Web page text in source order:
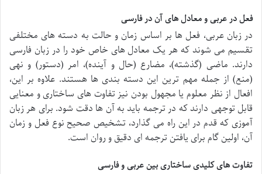
فعل در عربی و معادل های آن در فارسی
در زبان عربی، فعل ها بر اساس زمان و حالت به دسته های مختلفی
تقسیم می شوند که هر یک معادل های خاص خود را در زبان فارسی
دارند. ماضی (گذشته)، مضارع (حال و آینده)، امر (دستور) و نهی
(منع) از جمله مهم ترین این دسته بندی ها هستند. علاوه بر این،
افعال از نظر معلوم یا مجهول بودن نیز تفاوت های ساختاری و معنایی
قابل توجهی دارند که در ترجمه باید به آن ها دقت شود. برای هر زبان
آموزی که قدم در این راه می گذارد، تشخیص صحیح نوع فعل و زمان
آن، اولین گام برای یافتن ترجمه ای دقیق و روان است.
تفاوت های کلیدی ساختاری بین عربی و فارسی